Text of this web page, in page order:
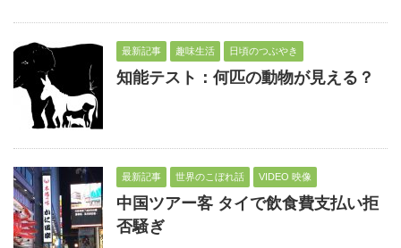
最新記事 趣味生活 日頃のつぶやき
知能テスト：何匹の動物が見える？
最新記事 世界のこぼれ話 VIDEO 映像
中国ツアー客 タイで飲食費支払い拒
否騒ぎ